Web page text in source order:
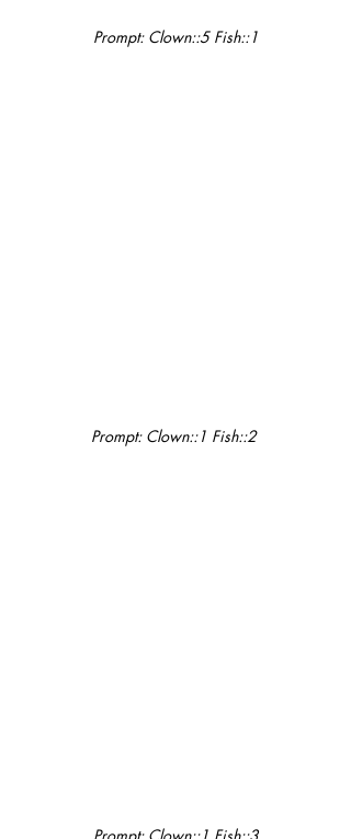
Prompt: Clown::5 Fish::1
Prompt: Clown::1 Fish::2